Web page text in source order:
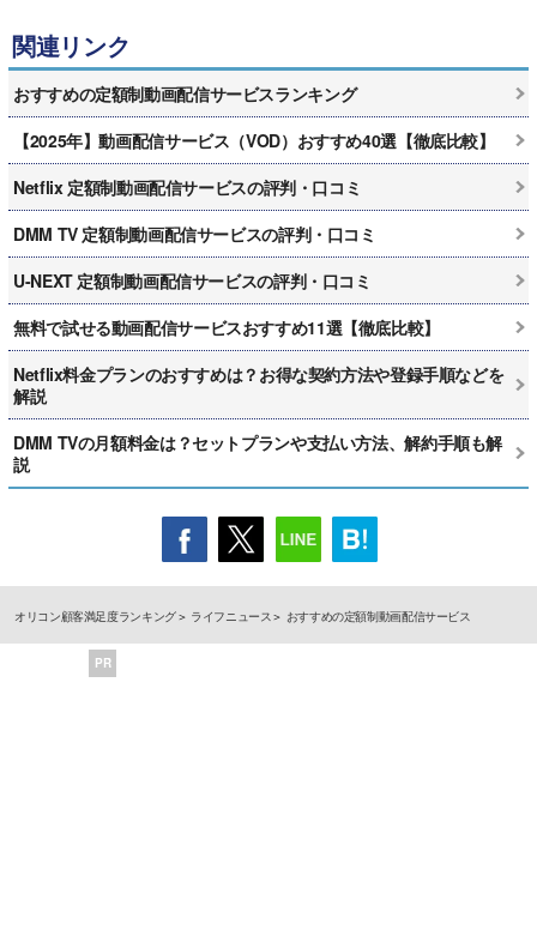
関連リンク
おすすめの定額制動画配信サービスランキング
【2025年】動画配信サービス（VOD）おすすめ40選【徹底比較】
Netflix 定額制動画配信サービスの評判・口コミ
DMM TV 定額制動画配信サービスの評判・口コミ
U-NEXT 定額制動画配信サービスの評判・口コミ
無料で試せる動画配信サービスおすすめ11選【徹底比較】
Netflix料金プランのおすすめは？お得な契約方法や登録手順などを
解説
DMM TVの月額料金は？セットプランや支払い方法、解約手順も解
説
オリコン顧客満足度ランキング ライフニュース おすすめの定額制動画配信サービス
PR